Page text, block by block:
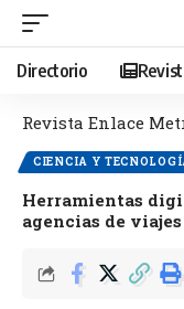
Directorio
Revista Enlace
CIENCIA Y
Herramientas
agencias de viajes